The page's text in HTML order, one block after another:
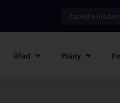
Úřad Plány